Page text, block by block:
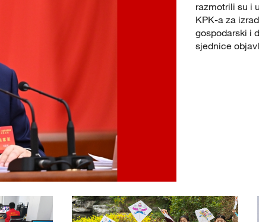
razmotrili su i
KPK-a za
gospodarski i
sjednice